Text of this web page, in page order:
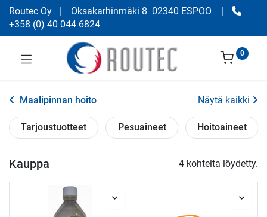
Routec Oy | Oksakarhinmäki 8 02340 ESPOO
|
+358 (0) 40 044 6824
0
Maalipinnan hoito Näytä kaikki
Tarjoustuotteet Pesuaineet Hoitoaineet
Kauppa 4 kohteita löydetty.